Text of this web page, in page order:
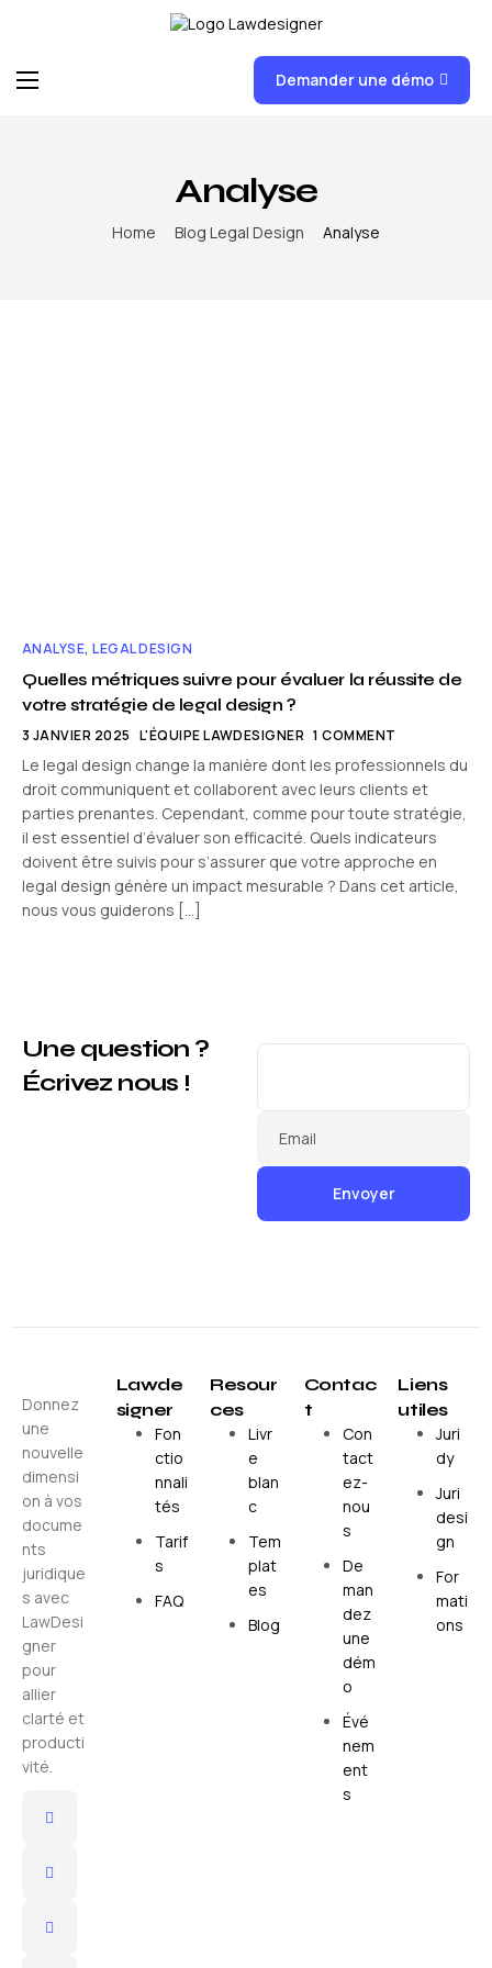
Demander une démo
Analyse
Home Blog Legal Design Analyse
ANALYSE,LEGAL DESIGN
Quelles métriques suivre pour évaluer la réussite de
votre stratégie de legal design ?
3 JANVIER 2025 L'ÉQUIPE LAWDESIGNER 1 COMMENT
Le legal design change la manière dont les professionnels du
droit communiquent et collaborent avec leurs clients et
parties prenantes. Cependant, comme pour toute stratégie,
il est essentiel d’évaluer son efficacité. Quels indicateurs
doivent être suivis pour s’assurer que votre approche en
legal design génère un impact mesurable ? Dans cet article,
nous vous guiderons […]
Une question ?
Écrivez nous !
Email
Donnez
une
nouvelle
dimensi
on à vos
docume
nts
juridique
s avec
LawDesi
gner
pour
allier
clarté et
producti
vité.
Lawde
signer
Fon
ctio
nnali
tés
Tarif
s
FAQ
Resour
ces
Livr
e
blan
c
Tem
plat
es
Blog
Contac
t
Con
tact
ez-
nou
s
De
man
dez
une
dém
o
Évé
nem
ent
s
Liens
utiles
Juri
dy
Juri
desi
gn
For
mati
ons